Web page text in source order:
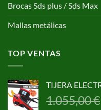
Brocas Sds plus / Sds Max
Mallas metálicas
TOP VENTAS
TIJERA
1.055,00€